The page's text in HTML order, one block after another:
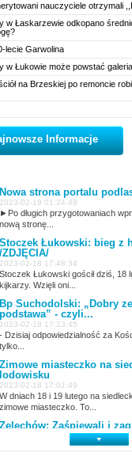
nauczyciele otrzymali
w Łaskarzewie odkopano
lecie Garwolina
w Łukowie może powstać
na Brzeskiej po remoncie
Informacje
Nowa strona portalu
2023-02-19 01:24:49
►Po długich przygotowaniach
nową stronę...
Stoczek Łukowski: bieg z
/ZDJĘCIA/
2023-02-18 17:48:34
Stoczek Łukowski gościł dziś, 18
kijkarzy. Wzięli oni...
Bp Suchodolski: „Dobry
podstawa” - czyli...
2023-02-18 17:23:45
- Dzisiaj odpowiedzialność za
tylko...
Zimowe miasteczko na
lodowisku
2023-02-18 17:01:49
W dniach 18 i 19 lutego na
zimowe miasteczko. To...
Żelechów: Zaśpiewali i
2023-02-18 14:00:45
15 lutego w Miejsko-Gminnym